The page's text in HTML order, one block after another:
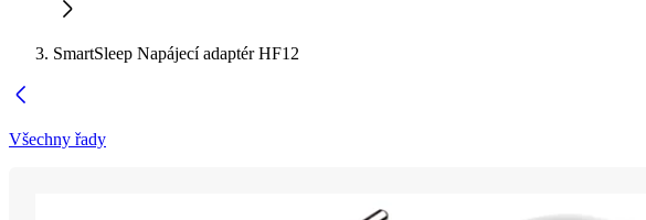
SmartSleep Napájecí adaptér HF12
Všechny řady